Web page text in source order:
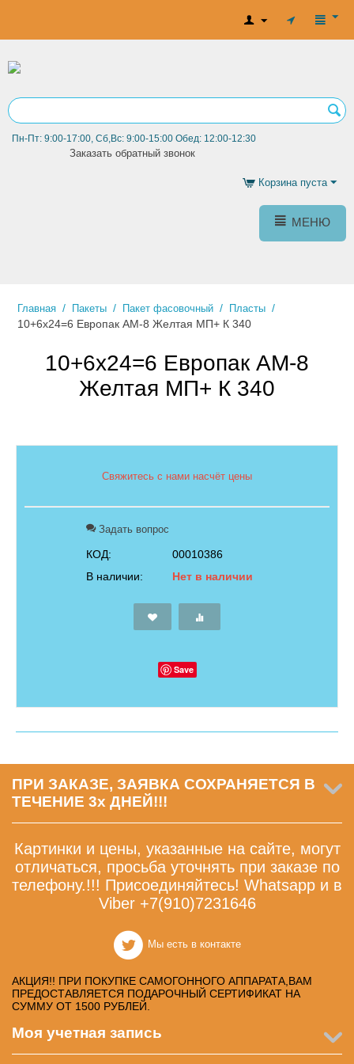
Пн-Пт: 9:00-17:00, Сб,Вс: 9:00-15:00 Обед: 12:00-12:30
Заказать обратный звонок
Корзина пуста
МЕНЮ
Главная / Пакеты / Пакет фасовочный / Пласты /
10+6х24=6 Европак АМ-8 Желтая МП+ К 340
10+6х24=6 Европак АМ-8
Желтая МП+ К 340
Свяжитесь с нами насчёт цены
Задать вопрос
КОД:
00010386
В наличии:
Нет в наличии
Save
ПРИ ЗАКАЗЕ, ЗАЯВКА СОХРАНЯЕТСЯ В
ТЕЧЕНИЕ 3х ДНЕЙ!!!
Картинки и цены, указанные на сайте, могут
отличаться, просьба уточнять при заказе по
телефону.!!! Присоединяйтесь! Whatsapp и в
Viber +7(910)7231646
Мы есть в контакте
АКЦИЯ!! ПРИ ПОКУПКЕ САМОГОННОГО АППАРАТА,ВАМ
ПРЕДОСТАВЛЯЕТСЯ ПОДАРОЧНЫЙ СЕРТИФИКАТ НА
СУММУ ОТ 1500 РУБЛЕЙ.
Моя учетная запись